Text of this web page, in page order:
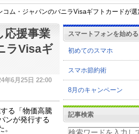
ム・ジャパンのバニラVisaギフトカードが選
応援事業
ラVisaギ
年6月25日 22:00
る「物価高騰
ンが発行する
スマートフォンを始める
初めてのスマホ
スマホ節約術
8月のキャンペーン
記事検索